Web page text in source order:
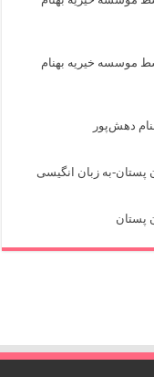
موسسه خیریه بهنام
دهش‌پور
به زبان انگیسی
پستان